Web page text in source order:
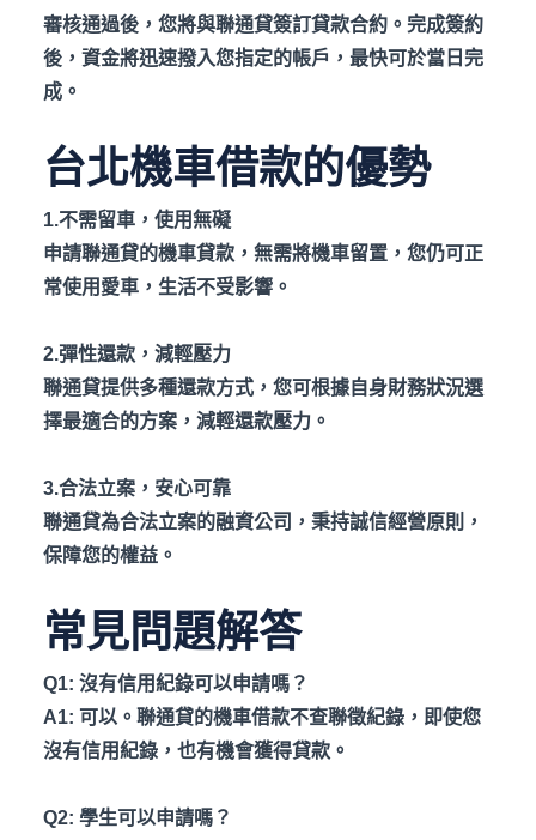
審核通過後，您將與聯通貸簽訂貸款合約。完成簽約
後，資金將迅速撥入您指定的帳戶，最快可於當日完
成。
台北機車借款的優勢
1.不需留車，使用無礙
申請聯通貸的機車貸款，無需將機車留置，您仍可正
常使用愛車，生活不受影響。
2.彈性還款，減輕壓力
聯通貸提供多種還款方式，您可根據自身財務狀況選
擇最適合的方案，減輕還款壓力。
3.合法立案，安心可靠
聯通貸為合法立案的融資公司，秉持誠信經營原則，
保障您的權益。
常見問題解答
Q1: 沒有信用紀錄可以申請嗎？
A1: 可以。聯通貸的機車借款不查聯徵紀錄，即使您
沒有信用紀錄，也有機會獲得貸款。
Q2: 學生可以申請嗎？